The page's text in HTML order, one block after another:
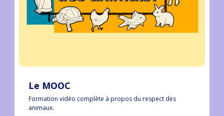
Le MOOC
Formation vidéo complète à propos du respect des
animaux.